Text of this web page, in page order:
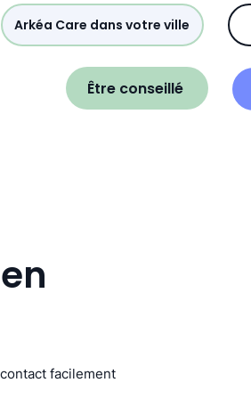
Arkéa Care dans votre ville
Être conseillé
facilement